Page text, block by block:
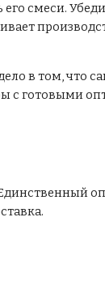
смеси.
в том, что
с готовыми